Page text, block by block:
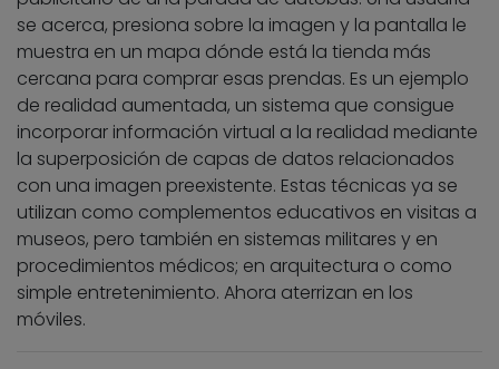
se acerca, presiona sobre la imagen y la pantalla le
muestra en un mapa dónde está la tienda más
cercana para comprar esas prendas. Es un ejemplo
de realidad aumentada, un sistema que consigue
incorporar información virtual a la realidad mediante
la superposición de capas de datos relacionados
con una imagen preexistente. Estas técnicas ya se
utilizan como complementos educativos en visitas a
museos, pero también en sistemas militares y en
procedimientos médicos; en arquitectura o como
simple entretenimiento. Ahora aterrizan en los
móviles.